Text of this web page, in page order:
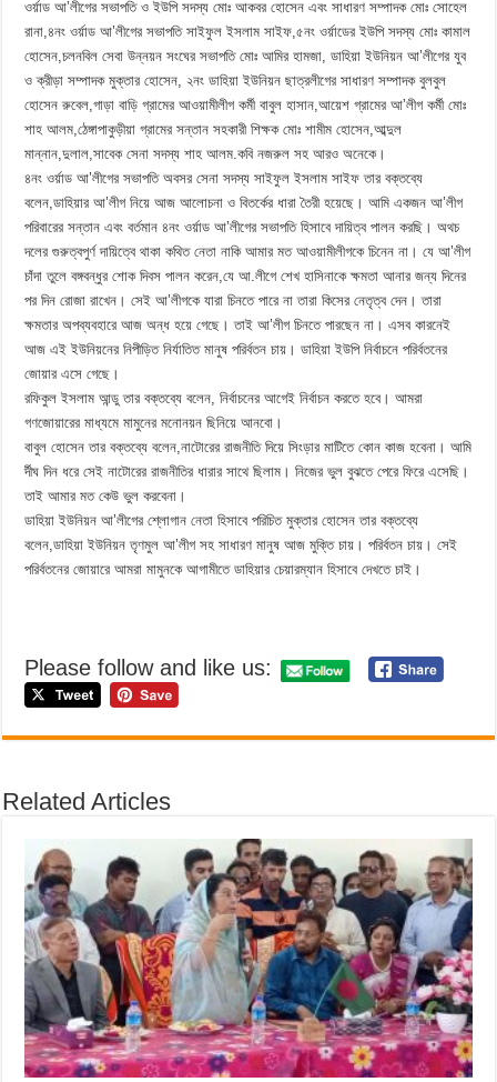
ওর্য়াড আ’লীগের সভাপতি ও ইউপি সদস্য মোঃ আকবর হোসেন এবং সাধারণ সম্পাদক মোঃ সোহেল
রানা,৪নং ওর্য়াড আ’লীগের সভাপতি সাইফুল ইসলাম সাইফ,৫নং ওর্য়াডের ইউপি সদস্য মোঃ কামাল
হোসেন,চলনবিল সেবা উন্নয়ন সংঘের সভাপতি মোঃ আমির হামজা, ডাহিয়া ইউনিয়ন আ’লীগের যুব
ও ক্রীড়া সম্পাদক মুক্তার হোসেন, ২নং ডাহিয়া ইউনিয়ন ছাত্রলীগের সাধারণ সম্পাদক বুলবুল
হোসেন রুবেল,গাড়া বাড়ি গ্রামের আওয়ামীলীগ কর্মী বাবুল হাসান,আয়েশ গ্রামের আ’লীগ কর্মী মোঃ
শাহ আলম,ঠেঙ্গাপাকুড়ীয়া গ্রামের সন্তান সহকারী শিক্ষক মোঃ শামীম হোসেন,আব্দুল
মান্নান,দুলাল,সাবেক সেনা সদস্য শাহ আলম.কবি নজরুল সহ আরও অনেকে।
৪নং ওর্য়াড আ’লীগের সভাপতি অবসর সেনা সদস্য সাইফুল ইসলাম সাইফ তার বক্তব্যে
বলেন,ডাহিয়ার আ’লীগ নিয়ে আজ আলোচনা ও বিতর্কের ধারা তৈরী হয়েছে। আমি একজন আ’লীগ
পরিবারের সন্তান এবং বর্তমান ৪নং ওর্য়াড আ’লীগের সভাপতি হিসাবে দায়িত্ব পালন করছি। অথচ
দলের গুরুত্বপুর্ণ দায়িত্বে থাকা কথিত নেতা নাকি আমার মত আওয়ামীলীগকে চিনেন না। যে আ’লীগ
চাঁদা তুলে বঙ্গবন্ধুর শোক দিবস পালন করেন,যে আ.লীগে শেখ হাসিনাকে ক্ষমতা আনার জন্য দিনের
পর দিন রোজা রাখেন। সেই আ’লীগকে যারা চিনতে পারে না তারা কিসের নেতৃত্ব দেন। তারা
ক্ষমতার অপব্যবহারে আজ অন্ধ হয়ে গেছে। তাই আ’লীগ চিনতে পারছেন না। এসব কারনেই
আজ এই ইউনিয়নের নিপীড়িত নির্যাতিত মানুষ পরির্বতন চায়। ডাহিয়া ইউপি নির্বাচনে পরির্বতনের
জোয়ার এসে গেছে।
রফিকুল ইসলাম আন্ডু তার বক্তব্যে বলেন, নির্বাচনের আগেই নির্বাচন করতে হবে। আমরা
গণজোয়ারের মাধ্যমে মামুনের মনোনয়ন ছিনিয়ে আনবো।
বাবুল হোসেন তার বক্তব্যে বলেন,নাটোরের রাজনীতি দিয়ে সিংড়ার মাটিতে কোন কাজ হবেনা। আমি
র্দীঘ দিন ধরে সেই নাটোরের রাজনীতির ধারার সাথে ছিলাম। নিজের ভুল বুঝতে পেরে ফিরে এসেছি।
তাই আমার মত কেউ ভুল করবেনা।
ডাহিয়া ইউনিয়ন আ’লীগের শ্লোগান নেতা হিসাবে পরিচিত মুক্তার হোসেন তার বক্তব্যে
বলেন,ডাহিয়া ইউনিয়ন তৃণমুল আ’লীগ সহ সাধারণ মানুষ আজ মুক্তি চায়। পরির্বতন চায়। সেই
পরির্বতনের জোয়ারে আমরা মামুনকে আগামীতে ডাহিয়ার চেয়ারম্যান হিসাবে দেখতে চাই।
Please follow and like us:
Related Articles